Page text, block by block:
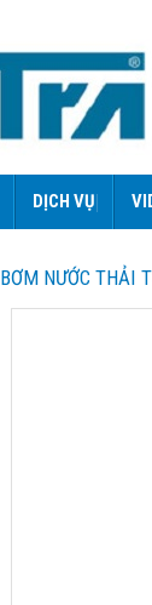
DỊCH VỤ
BƠM NƯỚC THẢI